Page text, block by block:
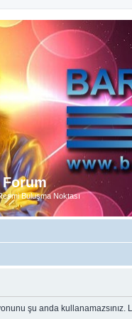
Forum
Buluşma Noktası
şu anda kullanamazsınız.